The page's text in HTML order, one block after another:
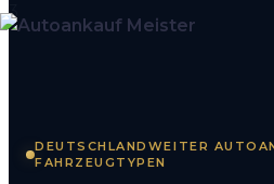
DEUTSCHLANDWEITER
FAHRZEUGTYPEN